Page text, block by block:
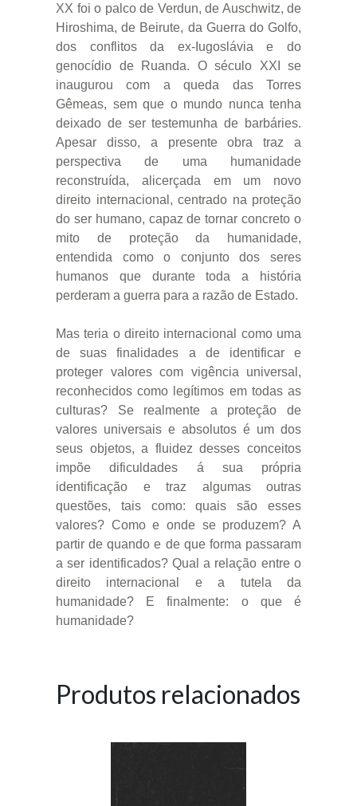
XX foi o palco de Verdun, de Auschwitz, de
Hiroshima, de Beirute, da Guerra do Golfo,
dos conflitos da ex-Iugoslávia e do
genocídio de Ruanda. O século XXI se
inaugurou com a queda das Torres
Gêmeas, sem que o mundo nunca tenha
deixado de ser testemunha de barbáries.
Apesar disso, a presente obra traz a
perspectiva de uma humanidade
reconstruída, alicerçada em um novo
direito internacional, centrado na proteção
do ser humano, capaz de tornar concreto o
mito de proteção da humanidade,
entendida como o conjunto dos seres
humanos que durante toda a história
perderam a guerra para a razão de Estado.
Mas teria o direito internacional como uma
de suas finalidades a de identificar e
proteger valores com vigência universal,
reconhecidos como legítimos em todas as
culturas? Se realmente a proteção de
valores universais e absolutos é um dos
seus objetos, a fluidez desses conceitos
impõe dificuldades á sua própria
identificação e traz algumas outras
questões, tais como: quais são esses
valores? Como e onde se produzem? A
partir de quando e de que forma passaram
a ser identificados? Qual a relação entre o
direito internacional e a tutela da
humanidade? E finalmente: o que é
humanidade?
Produtos relacionados